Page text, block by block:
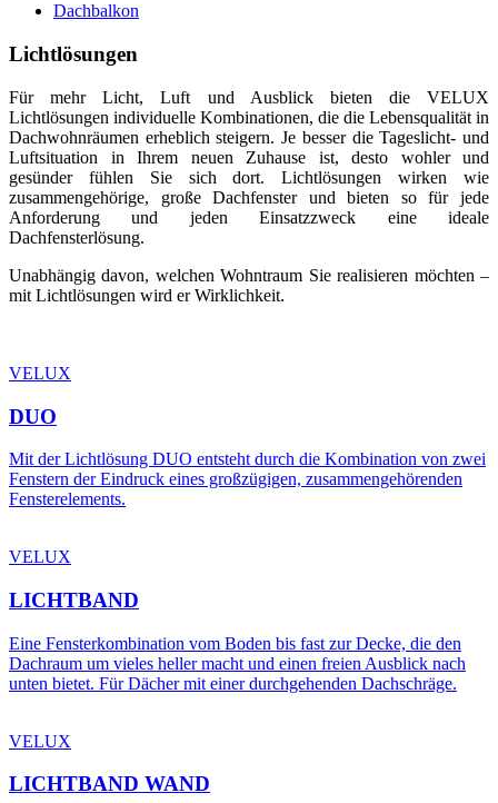
Dachbalkon
Lichtlösungen
Für mehr Licht, Luft und Ausblick bieten die VELUX
Lichtlösungen individuelle Kombinationen, die die Lebensqualität in
Dachwohnräumen erheblich steigern. Je besser die Tageslicht- und
Luftsituation in Ihrem neuen Zuhause ist, desto wohler und
gesünder fühlen Sie sich dort. Lichtlösungen wirken wie
zusammengehörige, große Dachfenster und bieten so für jede
Anforderung und jeden Einsatzzweck eine ideale
Dachfensterlösung.
Unabhängig davon, welchen Wohntraum Sie realisieren möchten –
mit Lichtlösungen wird er Wirklichkeit.
VELUX
DUO
Mit der Lichtlösung DUO entsteht durch die Kombination von zwei
Fenstern der Eindruck eines großzügigen, zusammengehörenden
Fensterelements.
VELUX
LICHTBAND
Eine Fensterkombination vom Boden bis fast zur Decke, die den
Dachraum um vieles heller macht und einen freien Ausblick nach
unten bietet. Für Dächer mit einer durchgehenden Dachschräge.
VELUX
LICHTBAND WAND